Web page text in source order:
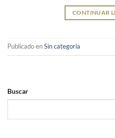
CONTINUAR
Publicado enSin categoría
Buscar